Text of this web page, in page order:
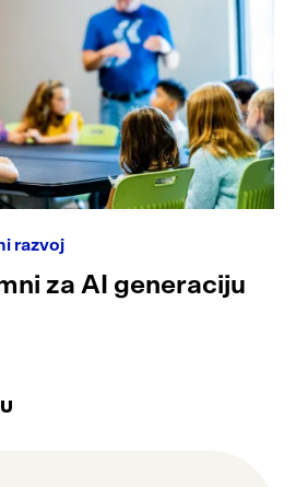
razvoj
za AI generaciju